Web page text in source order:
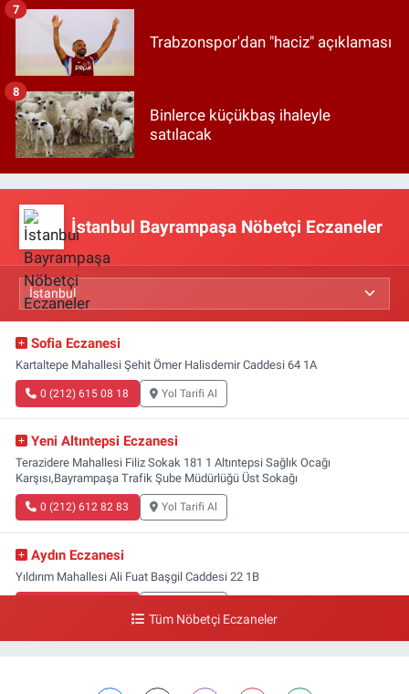
Trabzonspor'dan "haciz" açıklaması
7
Binlerce küçükbaş ihaleyle
satılacak
8
İstanbul Bayrampaşa Nöbetçi Eczaneler
Sofia Eczanesi
Kartaltepe Mahallesi Şehit Ömer Halisdemir Caddesi 64 1A
0 (212) 615 08 18 Yol Tarifi Al
Yeni Altıntepsi Eczanesi
Terazidere Mahallesi Filiz Sokak 181 1 Altıntepsi Sağlık Ocağı
Karşısı,Bayrampaşa Trafik Şube Müdürlüğü Üst Sokağı
0 (212) 612 82 83 Yol Tarifi Al
Aydın Eczanesi
Yıldırım Mahallesi Ali Fuat Başgil Caddesi 22 1B
Tüm Nöbetçi Eczaneler